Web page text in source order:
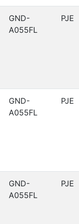
GND-
A055FL
PJE
GND-
A055FL
PJE
GND-
A055FL
PJE